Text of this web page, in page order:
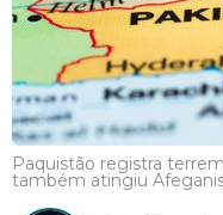
Paquistão registra
também atingiu